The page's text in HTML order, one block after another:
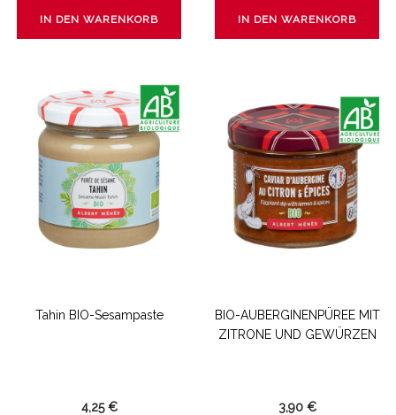
IN DEN WARENKORB IN DEN WARENKORB
Tahin BIO-Sesampaste
4,25 €
BIO-AUBERGINENPÜREE MIT
ZITRONE UND GEWÜRZEN
3,90 €